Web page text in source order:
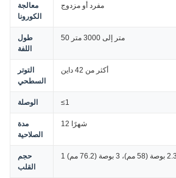
معالجة
الكورونا
مفرد أو مزدوج
طول
اللفة
50 متر إلى 3000 متر
التوتر
السطحي
أكثر من 42 داين
الوصلة ≤1
مدة
الصلاحية
12 شهرًا
حجم
القلب